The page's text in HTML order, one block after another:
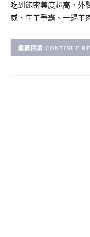
吃到飽密集度超高，外
威、牛羊爭霸、一鍋
CONTINUE